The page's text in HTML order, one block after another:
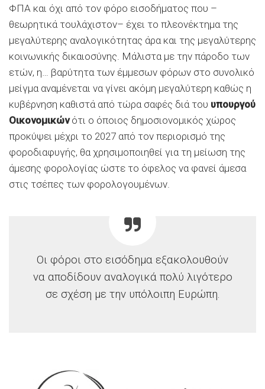
ΦΠΑ και όχι από τον φόρο εισοδήματος που –
θεωρητικά τουλάχιστον– έχει το πλεονέκτημα της
μεγαλύτερης αναλογικότητας άρα και της μεγαλύτερης
κοινωνικής δικαιοσύνης. Μάλιστα με την πάροδο των
ετών, η… βαρύτητα των έμμεσων φόρων στο συνολικό
μείγμα αναμένεται να γίνει ακόμη μεγαλύτερη καθώς η
κυβέρνηση καθιστά από τώρα σαφές διά του υπουργού
Οικονομικώνότι ο όποιος δημοσιονομικός χώρος
προκύψει μέχρι το 2027 από τον περιορισμό της
φοροδιαφυγής, θα χρησιμοποιηθεί για τη μείωση της
άμεσης φορολογίας ώστε το όφελος να φανεί άμεσα
στις τσέπες των φορολογουμένων.
Οι φόροι στο εισόδημα εξακολουθούν
να αποδίδουν αναλογικά πολύ λιγότερο
σε σχέση με την υπόλοιπη Ευρώπη.